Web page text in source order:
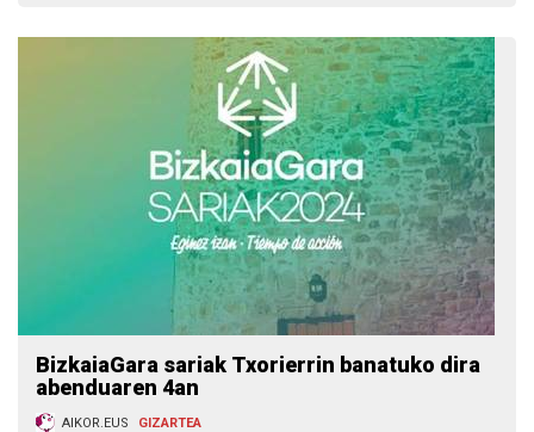
BizkaiaGara sariak Txorierrin banatuko dira
abenduaren 4an
AIKOR.EUS GIZARTEA